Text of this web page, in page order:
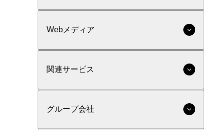
Webメディア
関連サービス
グループ会社